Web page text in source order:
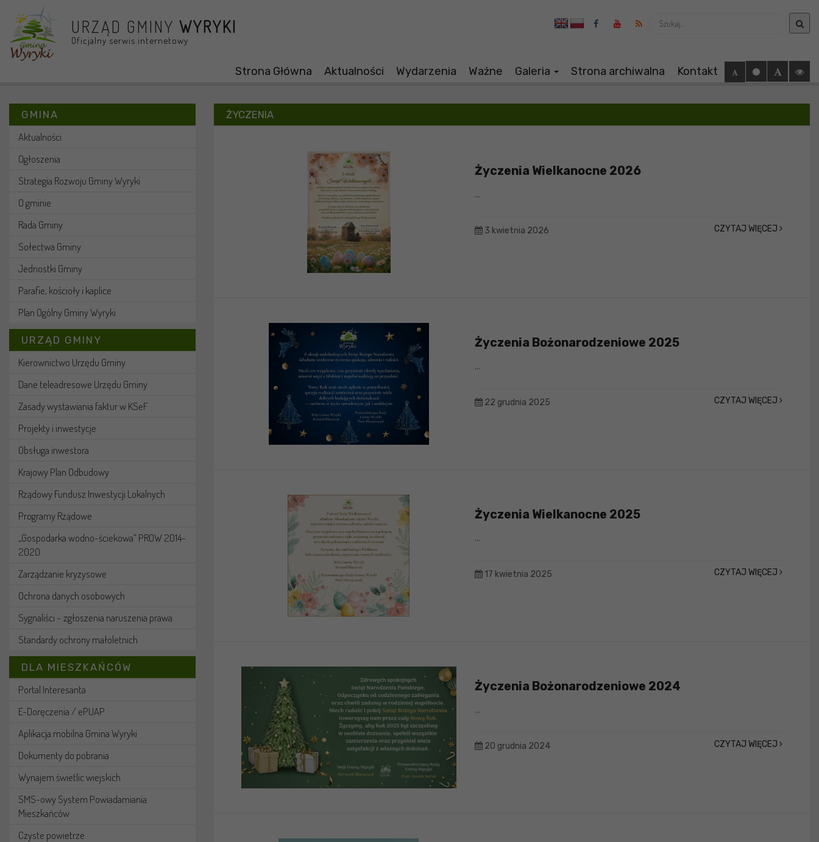
URZĄD GMINY WYRYKI
Oficjalny serwis internetowy
Wyszukaj
Strona Główna Aktualności Wydarzenia Ważne Galeria Strona archiwalna Kontakt
GMINA
Aktualności
Ogłoszenia
Strategia Rozwoju Gminy Wyryki
O gminie
Rada Gminy
Sołectwa Gminy
Jednostki Gminy
Parafie, kościoły i kaplice
Plan Ogólny Gminy Wyryki
URZĄD GMINY
Kierownictwo Urzędu Gminy
Dane teleadresowe Urzędu Gminy
Zasady wystawiania faktur w KSeF
Projekty i inwestycje
Obsługa inwestora
Krajowy Plan Odbudowy
Rządowy Fundusz Inwestycji Lokalnych
Programy Rządowe
„Gospodarka wodno-ściekowa” PROW 2014-
2020
Zarządzanie kryzysowe
Ochrona danych osobowych
Sygnaliści – zgłoszenia naruszenia prawa
Standardy ochrony małoletnich
DLA MIESZKAŃCÓW
Portal Interesanta
E-Doręczenia / ePUAP
Aplikacja mobilna Gmina Wyryki
Dokumenty do pobrania
Wynajem świetlic wiejskich
SMS-owy System Powiadamiania
Mieszkańców
Czyste powietrze
ŻYCZENIA
Życzenia Wielkanocne 2026
...
3 kwietnia 2026 CZYTAJ WIĘCEJ
Życzenia Bożonarodzeniowe 2025
...
22 grudnia 2025 CZYTAJ WIĘCEJ
Życzenia Wielkanocne 2025
...
17 kwietnia 2025 CZYTAJ WIĘCEJ
Życzenia Bożonarodzeniowe 2024
...
20 grudnia 2024 CZYTAJ WIĘCEJ